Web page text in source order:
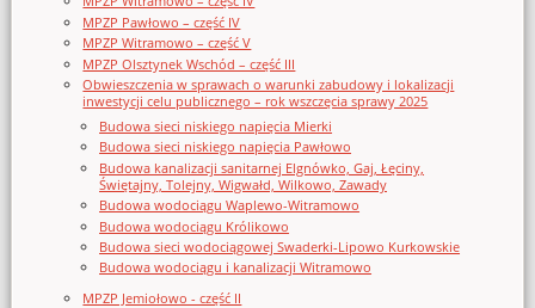
MPZP Pawłowo – część IV
MPZP Witramowo – część V
MPZP Olsztynek Wschód – część III
Obwieszczenia w sprawach o warunki zabudowy i lokalizacji
inwestycji celu publicznego – rok wszczęcia sprawy 2025
Budowa sieci niskiego napięcia Mierki
Budowa sieci niskiego napięcia Pawłowo
Budowa kanalizacji sanitarnej Elgnówko, Gaj, Łęciny,
Świętajny, Tolejny, Wigwałd, Wilkowo, Zawady
Budowa wodociągu Waplewo-Witramowo
Budowa wodociągu Królikowo
Budowa sieci wodociągowej Swaderki-Lipowo Kurkowskie
Budowa wodociągu i kanalizacji Witramowo
MPZP Jemiołowo - część II